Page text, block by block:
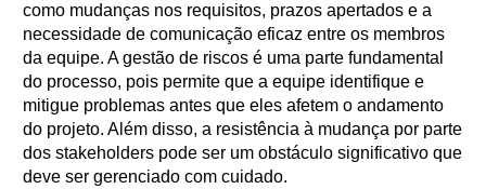
como mudanças nos requisitos, prazos apertados e a
necessidade de comunicação eficaz entre os membros
da equipe. A gestão de riscos é uma parte fundamental
do processo, pois permite que a equipe identifique e
mitigue problemas antes que eles afetem o andamento
do projeto. Além disso, a resistência à mudança por parte
dos stakeholders pode ser um obstáculo significativo que
deve ser gerenciado com cuidado.